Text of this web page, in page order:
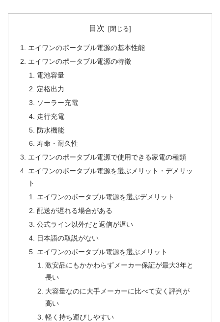
目次
エイワンのポータブル電源の基本性能
エイワンのポータブル電源の特徴
電池容量
定格出力
ソーラー充電
走行充電
防水機能
寿命・耐久性
エイワンのポータブル電源で使用できる家電の種類
エイワンのポータブル電源を選ぶメリット・デメリッ
ト
エイワンのポータブル電源を選ぶデメリット
配送が遅れる場合がある
公式ライン以外だと返信が遅い
日本語の取説がない
エイワンのポータブル電源を選ぶメリット
激安品にもかかわらずメーカー保証が最大3年と
長い
大容量なのに大手メーカーに比べて安く評判が
高い
軽く持ち運びしやすい